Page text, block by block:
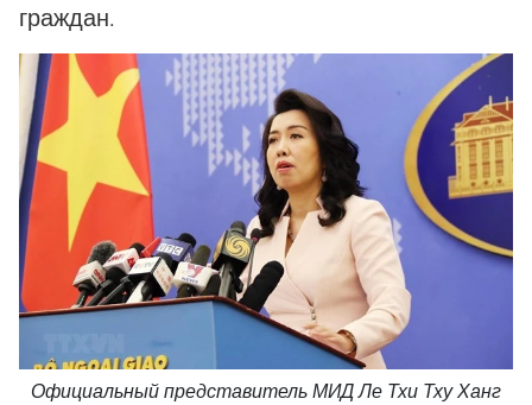
граждан.
Официальный представитель МИД Ле Тхи Тху Ханг